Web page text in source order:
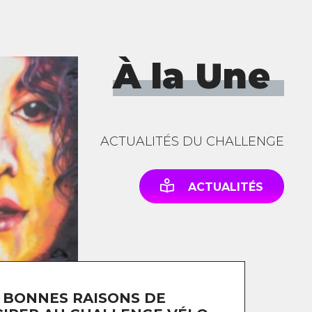
RAISONS DE
À la Une
ACTUALITÉS DU CHALLENGE
ACTUALITÉS